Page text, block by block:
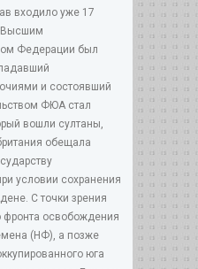
входило уже 17
Высшим
Федерации был
и состоявший
ФЮА стал
вошли султаны,
обещала
условии сохранения
С точки зрения
фронта освобождения
(НФ), а позже
юга